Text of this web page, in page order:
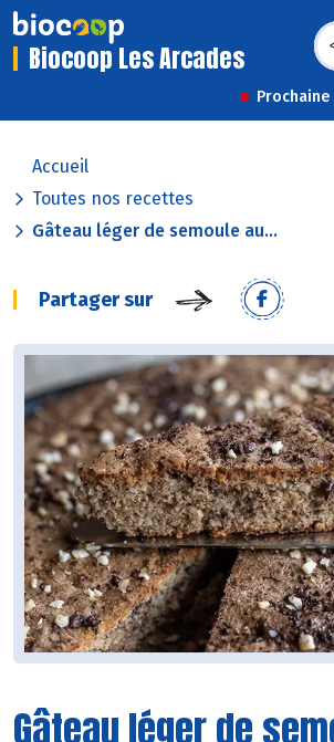
Biocoop Les Arcades
Accueil
Toutes nos recettes
Gâteau léger de semoule au...
Partager sur
Gâteau léger de